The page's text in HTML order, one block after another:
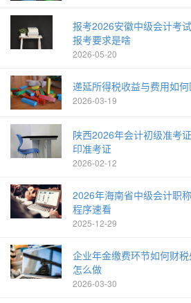
报考2026安徽中级会计考
报考要求是啥
2026-05-20
递延所得税收益与费用如
2026-03-19
陕西2026年会计初级准考
印准考证
2026-02-12
2026年海南省中级会计职
程序速看
2025-12-29
企业年金缴费环节如何财
怎么做
2026-03-30